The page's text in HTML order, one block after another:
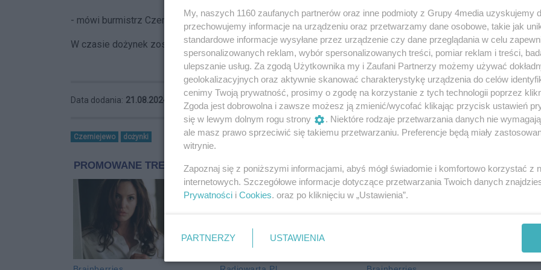
- mówi burmistrz Czerniejewa Tadeusz Szymanek.
W czasie dożynek zostanie rozstrzygnięty konkurs na najładniejszą zagrodę dożynkową.
Data dodania: 21.08.2024 14:28
Czerniejewo dożynki
My, naszych 1160 zaufanych partnerów oraz inne podmioty z Grupy 4media uzyskujemy
przechowujemy informacje na urządzeniu oraz przetwarzamy dane osobowe, takie jak
standardowe informacje wysyłane przez urządzenie czy dane przeglądania w celu
spersonalizowanych reklam, wybór spersonalizowanych treści, pomiar reklam i treści,
ulepszanie usług. Za zgodą Użytkownika my i Zaufani Partnerzy możemy używać
geolokalizacyjnych oraz aktywnie skanować charakterystykę urządzenia do celów
cenimy Twoją prywatność, prosimy o zgodę na korzystanie z tych technologii poprzez
Zgoda jest dobrowolna i zawsze możesz ją zmienić/wycofać klikając przycisk ustawień
się w lewym dolnym rogu strony
. Niektóre rodzaje przetwarzania danych nie
ale masz prawo sprzeciwić się takiemu przetwarzaniu. Preferencje będą miały
witrynie.
Zapoznaj się z poniższymi informacjami, abyś mógł świadomie i komfortowo korzystać z
internetowych. Szczegółowe informacje dotyczące przetwarzania Twoich danych
Prywatności i Cookies. oraz po kliknięciu w „Ustawienia”.
PARTNERZY USTAWIENIA